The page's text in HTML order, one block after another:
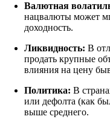
Валютная
нацвалюты может
доходность.
Ликвидность: В
продать крупные
влияния на цену
Политика: В
или дефолта (как
выше среднего.